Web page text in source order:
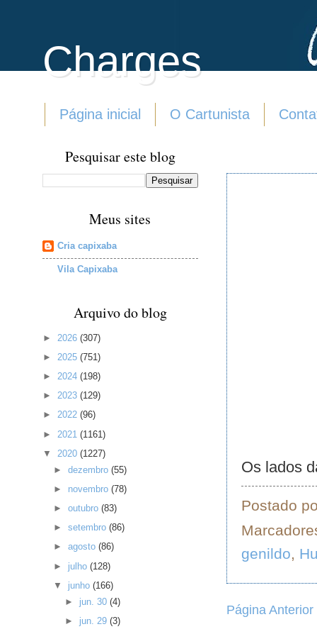
Charges
Página inicial O Cartunista
Os lados
Postado
genildo,
Página Anterior
Pesquisar este blog
Meus sites
Cria capixaba
Vila Capixaba
Arquivo do blog
► 2026 (307)
► 2025 (751)
► 2024 (198)
► 2023 (129)
► 2022 (96)
► 2021 (1161)
▼ 2020 (1227)
►dezembro(55)
► novembro(78)
►outubro(83)
►setembro(86)
►agosto(86)
► julho(128)
▼ junho(166)
► jun. 30 (4)
► jun. 29 (3)